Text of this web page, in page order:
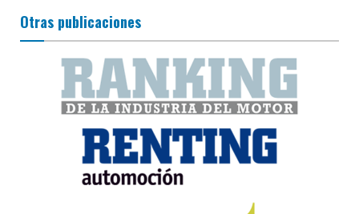
Otras publicaciones